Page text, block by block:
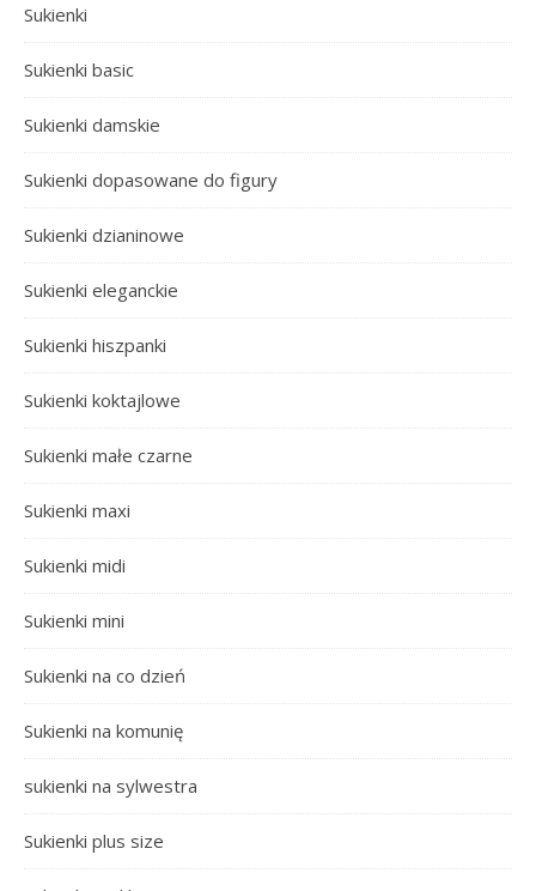
Sukienki
Sukienki basic
Sukienki damskie
Sukienki dopasowane do figury
Sukienki dzianinowe
Sukienki eleganckie
Sukienki hiszpanki
Sukienki koktajlowe
Sukienki małe czarne
Sukienki maxi
Sukienki midi
Sukienki mini
Sukienki na co dzień
Sukienki na komunię
sukienki na sylwestra
Sukienki plus size